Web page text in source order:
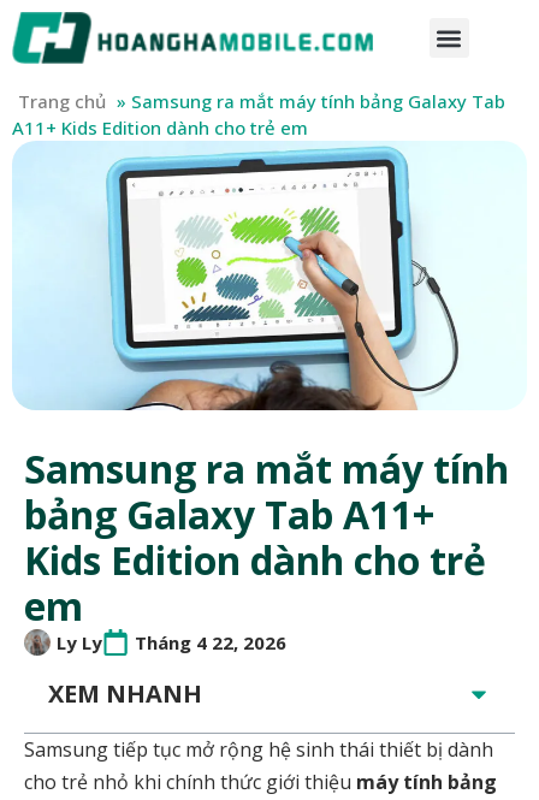
Trang chủ » Samsung ra mắt máy tính bảng Galaxy Tab
A11+ Kids Edition dành cho trẻ em
Samsung ra mắt máy tính
bảng Galaxy Tab A11+
Kids Edition dành cho trẻ
em
Ly Ly Tháng 4 22, 2026
XEM NHANH
Samsungtiếp tục mở rộng hệ sinh thái thiết bị dành
cho trẻ nhỏ khi chính thức giới thiệu máy tính bảng